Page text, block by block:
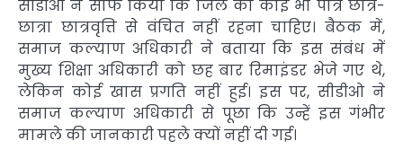
सीडीओ ने साफ किया कि जिले का कोई भी पात्र छात्र-
छात्रा छात्रवृत्ति से वंचित नहीं रहना चाहिए। बैठक में,
समाज कल्याण अधिकारी ने बताया कि इस संबंध में
मुख्य शिक्षा अधिकारी को छह बार रिमाइंडर भेजे गए थे,
लेकिन कोई खास प्रगति नहीं हुई। इस पर, सीडीओ ने
समाज कल्याण अधिकारी से पूछा कि उन्हें इस गंभीर
मामले की जानकारी पहले क्यों नहीं दी गई।